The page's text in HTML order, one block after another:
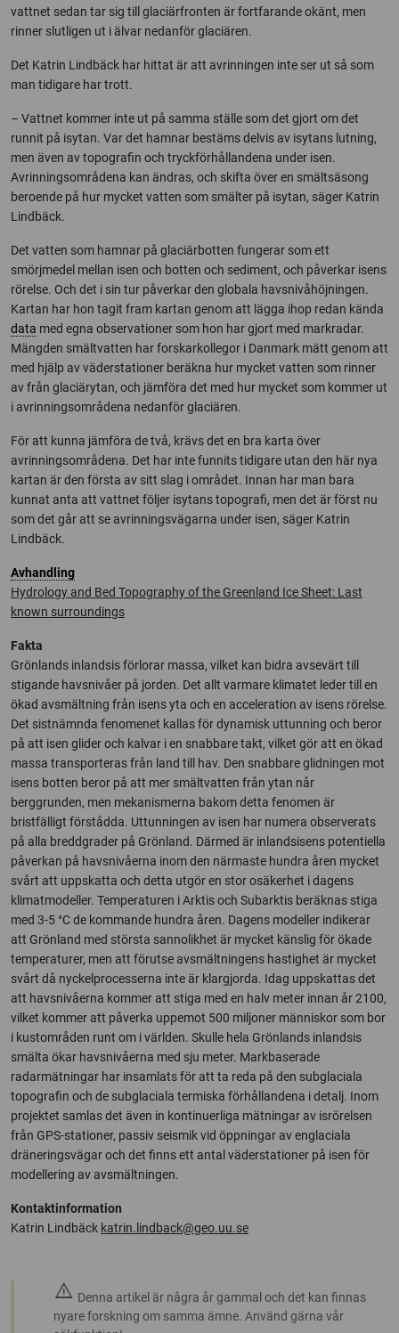
vattnet sedan tar sig till glaciärfronten är fortfarande okänt, men
rinner slutligen ut i älvar nedanför glaciären.
Det Katrin Lindbäck har hittat är att avrinningen inte ser ut så som
man tidigare har trott.
– Vattnet kommer inte ut på samma ställe som det gjort om det
runnit på isytan. Var det hamnar bestäms delvis av isytans lutning,
men även av topografin och tryckförhållandena under isen.
Avrinningsområdena kan ändras, och skifta över en smältsäsong
beroende på hur mycket vatten som smälter på isytan, säger Katrin
Lindbäck.
Det vatten som hamnar på glaciärbotten fungerar som ett
smörjmedel mellan isen och botten och sediment, och påverkar isens
rörelse. Och det i sin tur påverkar den globala havsnivåhöjningen.
Kartan har hon tagit fram kartan genom att lägga ihop redan kända
data med egna observationer som hon har gjort med markradar.
Mängden smältvatten har forskarkollegor i Danmark mätt genom att
med hjälp av väderstationer beräkna hur mycket vatten som rinner
av från glaciärytan, och jämföra det med hur mycket som kommer ut
i avrinningsområdena nedanför glaciären.
För att kunna jämföra de två, krävs det en bra karta över
avrinningsområdena. Det har inte funnits tidigare utan den här nya
kartan är den första av sitt slag i området. Innan har man bara
kunnat anta att vattnet följer isytans topografi, men det är först nu
som det går att se avrinningsvägarna under isen, säger Katrin
Lindbäck.
Avhandling
Hydrology and Bed Topography of the Greenland Ice Sheet: Last
known surroundings
Fakta
Grönlands inlandsis förlorar massa, vilket kan bidra avsevärt till
stigande havsnivåer på jorden. Det allt varmare klimatet leder till en
ökad avsmältning från isens yta och en acceleration av isens rörelse.
Det sistnämnda fenomenet kallas för dynamisk uttunning och beror
på att isen glider och kalvar i en snabbare takt, vilket gör att en ökad
massa transporteras från land till hav. Den snabbare glidningen mot
isens botten beror på att mer smältvatten från ytan når
berggrunden, men mekanismerna bakom detta fenomen är
bristfälligt förstådda. Uttunningen av isen har numera observerats
på alla breddgrader på Grönland. Därmed är inlandsisens potentiella
påverkan på havsnivåerna inom den närmaste hundra åren mycket
svårt att uppskatta och detta utgör en stor osäkerhet i dagens
klimatmodeller. Temperaturen i Arktis och Subarktis beräknas stiga
med 3-5 °C de kommande hundra åren. Dagens modeller indikerar
att Grönland med största sannolikhet är mycket känslig för ökade
temperaturer, men att förutse avsmältningens hastighet är mycket
svårt då nyckelprocesserna inte är klargjorda. Idag uppskattas det
att havsnivåerna kommer att stiga med en halv meter innan år 2100,
vilket kommer att påverka uppemot 500 miljoner människor som bor
i kustområden runt om i världen. Skulle hela Grönlands inlandsis
smälta ökar havsnivåerna med sju meter. Markbaserade
radarmätningar har insamlats för att ta reda på den subglaciala
topografin och de subglaciala termiska förhållandena i detalj. Inom
projektet samlas det även in kontinuerliga mätningar av isrörelsen
från GPS-stationer, passiv seismik vid öppningar av englaciala
dräneringsvägar och det finns ett antal väderstationer på isen för
modellering av avsmältningen.
Kontaktinformation
Katrin Lindbäck katrin.lindback@geo.uu.se
warning Denna artikel är några år gammal och det kan finnas
nyare forskning om samma ämne. Använd gärna vår